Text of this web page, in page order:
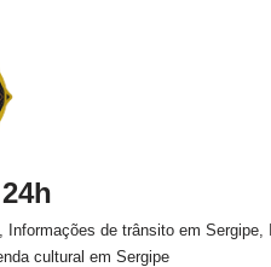
de trânsito em Sergipe,
cultural em Sergipe